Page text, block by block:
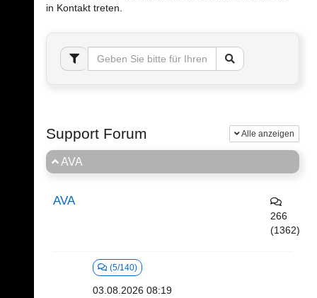
in Kontakt treten.
Support Forum Alle anzeigen
AVA
AVA
266
(1362)
(5/140)
03.08.2026 08:19